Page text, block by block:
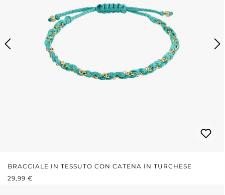
BRACCIALE IN TESSUTO CON CATENA IN TURCHESE
PREZZO NORMALE:
29,99 €